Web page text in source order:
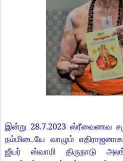
இன்று 28.7.2023 ஸ்ரீவைணவ
நம்மிடையே வாழும்
ஜீயர் ஸ்வாமி திருநாடு